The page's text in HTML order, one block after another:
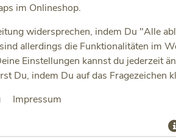
im Onlineshop.
widersprechen, indem Du "Alle
allerdings die Funktionalitäten im
Einstellungen kannst du jederzeit
Du, indem Du auf das Fragezeichen
Impressum
JETZT BESTELLEN